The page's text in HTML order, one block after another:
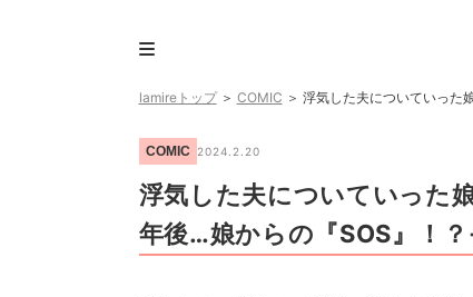
lamireトップ＞ COMIC ＞ 浮気した夫についていった
COMIC 2024.2.20
浮気した夫についていった
年後…娘からの『SOS』！？